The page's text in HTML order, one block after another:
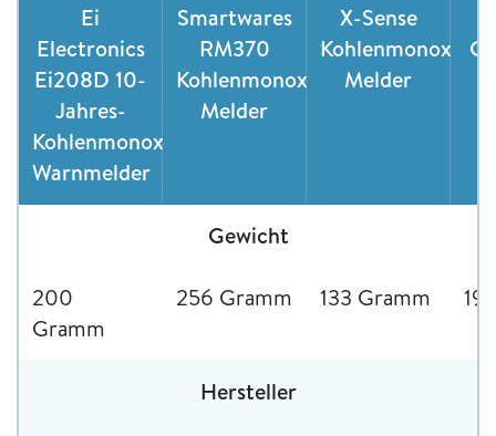
Ei
Electronics
Ei208D 10-
Jahres-
Kohlenmonoxid
Warnmelder
Smartwares
RM370
Kohlenmonoxid
Melder
X-Sense
Kohlenmonoxid
Melder
Gewicht
200
Gramm
256 Gramm 133 Gramm
Hersteller